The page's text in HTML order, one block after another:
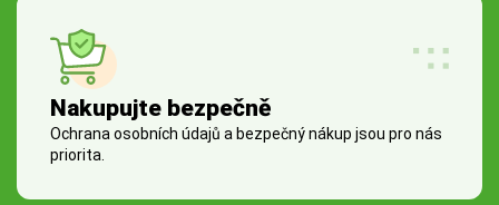
Nakupujte bezpečně
Ochrana osobních údajů a bezpečný nákup jsou pro nás
priorita.